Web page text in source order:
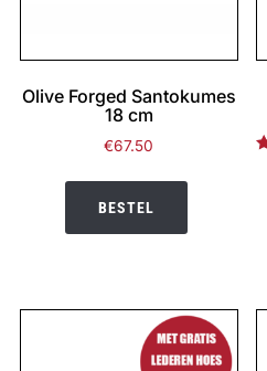
Olive Forged Santokumes
18 cm
€67.50
BESTEL